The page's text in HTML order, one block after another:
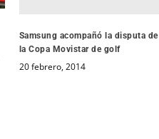
Samsung acompañó la disputa de
la Copa Movistar de golf
20 febrero, 2014